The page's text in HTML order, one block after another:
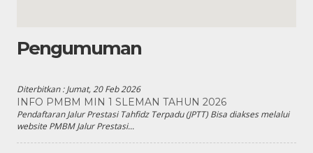
Pengumuman
Diterbitkan :Jumat, 20 Feb 2026
INFO PMBM MIN 1 SLEMAN TAHUN 2026
Pendaftaran Jalur Prestasi Tahfidz Terpadu (JPTT) Bisa diakses melalui
website PMBM Jalur Prestasi...